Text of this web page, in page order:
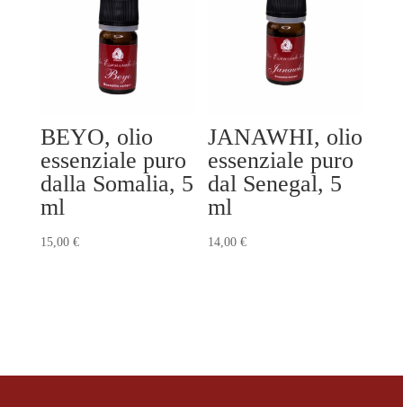
BEYO, olio
essenziale puro
dalla Somalia, 5
ml
15,00 €
JANAWHI, olio
essenziale puro
dal Senegal, 5
ml
14,00€